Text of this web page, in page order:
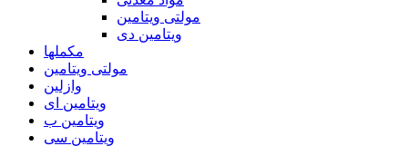
مولتی ویتامین
ویتامین دی
مکملها
مولتی ویتامین
وازلین
ویتامین ای
ویتامین ب
ویتامین سی